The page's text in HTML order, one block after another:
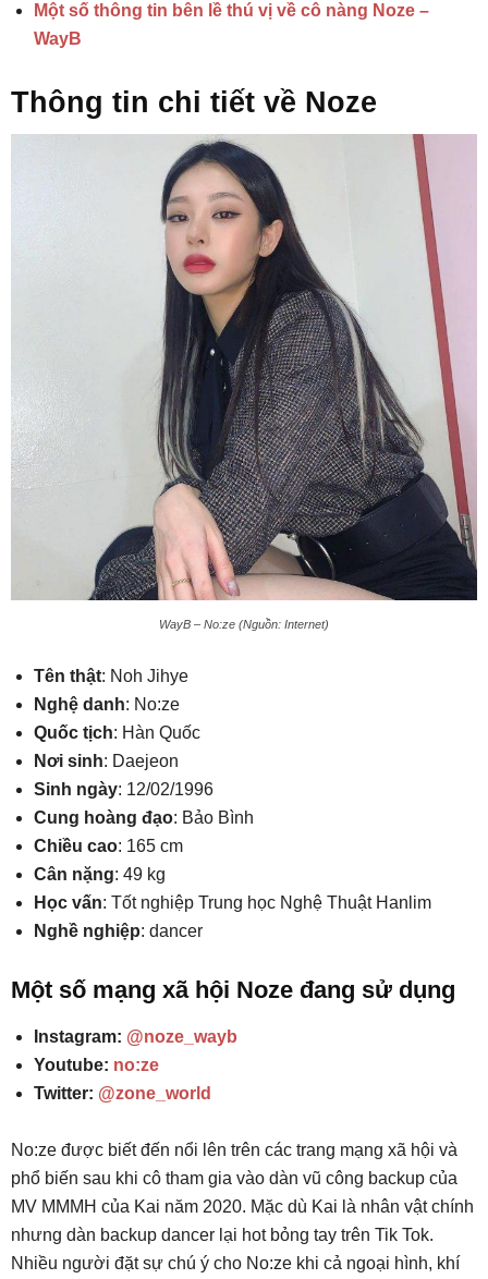
Một số thông tin bên lề thú vị về cô nàng Noze –
WayB
Thông tin chi tiết về Noze
WayB – No:ze (Nguồn: Internet)
Tên thật: Noh Jihye
Nghệ danh: No:ze
Quốc tịch: Hàn Quốc
Nơi sinh: Daejeon
Sinh ngày: 12/02/1996
Cung hoàng đạo: Bảo Bình
Chiều cao: 165 cm
Cân nặng: 49 kg
Học vấn: Tốt nghiệp Trung học Nghệ Thuật Hanlim
Nghề nghiệp: dancer
Một số mạng xã hội Noze đang sử dụng
Instagram: @noze_wayb
Youtube: no:ze
Twitter: @zone_world
No:ze được biết đến nổi lên trên các trang mạng xã hội và
phổ biến sau khi cô tham gia vào dàn vũ công backup của
MV MMMH của Kai năm 2020. Mặc dù Kai là nhân vật chính
nhưng dàn backup dancer lại hot bỏng tay trên Tik Tok.
Nhiều người đặt sự chú ý cho No:ze khi cả ngoại hình, khí